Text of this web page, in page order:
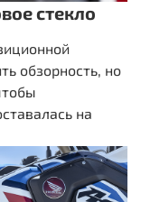
стекло
обзорность, но
на